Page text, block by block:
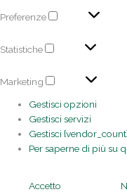
Preferenze
Statistiche
Marketing
Gestisci opzioni
Gestisci servizi
Gestisci
Per saperne di più su
Accetto